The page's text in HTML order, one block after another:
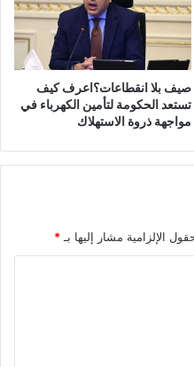
صيف بلا انقطاعات؟اعرف كيف
تستعد الحكومة لتأمين الكهرباء في
مواجهة ذروة الاستهلاك
الإلزامية مشار إليها بـ*